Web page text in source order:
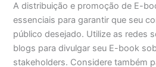
A distribuição e promoção de E-
essenciais para garantir que seu
público desejado. Utilize as redes
blogs para divulgar seu E-book
stakeholders. Considere também